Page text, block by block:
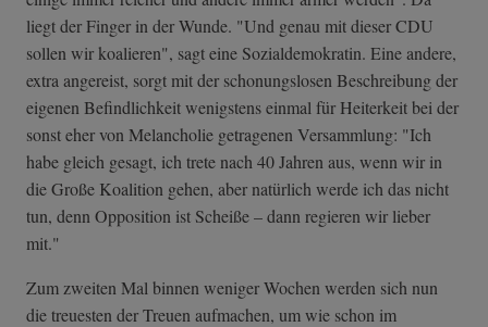
liegt der Finger in der Wunde. "Und genau mit dieser CDU
sollen wir koalieren", sagt eine Sozialdemokratin. Eine andere,
extra angereist, sorgt mit der schonungslosen Beschreibung der
eigenen Befindlichkeit wenigstens einmal für Heiterkeit bei der
sonst eher von Melancholie getragenen Versammlung: "Ich
habe gleich gesagt, ich trete nach 40 Jahren aus, wenn wir in
die Große Koalition gehen, aber natürlich werde ich das nicht
tun, denn Opposition ist Scheiße – dann regieren wir lieber
mit."
Zum zweiten Mal binnen weniger Wochen werden sich nun
die treuesten der Treuen aufmachen, um wie schon im